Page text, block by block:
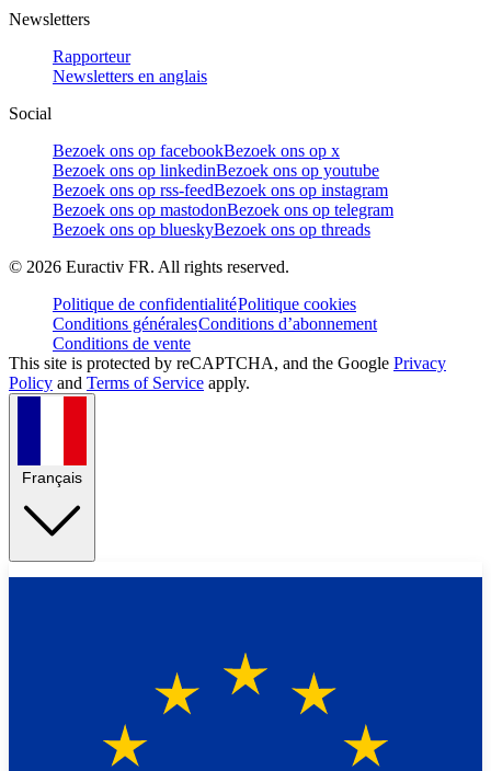
Newsletters
Rapporteur
Newsletters en anglais
Social
Bezoek ons op facebookBezoek ons op x
Bezoek ons op linkedinBezoek ons op youtube
Bezoek ons op rss-feedBezoek ons op instagram
Bezoek ons op mastodonBezoek ons op telegram
Bezoek ons op blueskyBezoek ons op threads
© 2026 Euractiv FR. All rights reserved.
Politique de confidentialitéPolitique cookies
Conditions généralesConditions d’abonnement
Conditions de vente
This site is protected by reCAPTCHA, and the Google Privacy
Policy and Terms of Service apply.
Français